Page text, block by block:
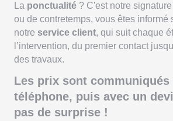
La ponctualité ? C'est notre
ou de contretemps, vous êtes informé
notre service client, qui suit chaque
l’intervention, du premier contact
des travaux.
Les prix sont communiqués
téléphone, puis avec un
pas de surprise !